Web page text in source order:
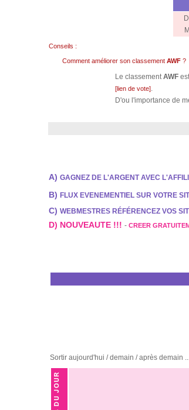
Conseils :
Comment améliorer son classement AWF ?
Le classementAWF
[lien de vote].
D'ou l'importance de
A) GAGNEZ DE L'ARGENT AVEC
B) FLUX EVENEMENTIEL SUR VOTRE
C) WEBMESTRES RÉFÉRENCEZ VOS
D) NOUVEAUTE !!! - CREER
Sortir aujourd'hui / demain / après demain